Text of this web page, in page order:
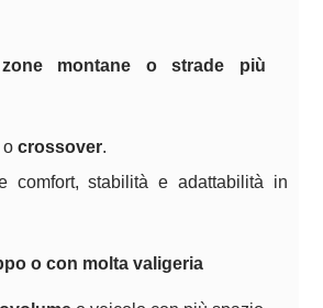
montane o strade più
o crossover.
comfort, stabilità e adattabilità in
o con molta valigeria